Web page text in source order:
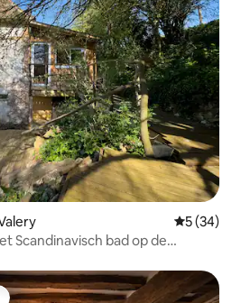
5 (34)
Scandinavisch bad op de